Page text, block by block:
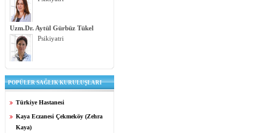
Uzm.Dr. Aytül Gürbüz Tükel
Psikiyatri
POPÜLER SAĞLIK KURULUŞLARI
Türkiye Hastanesi
Kaya Eczanesi Çekmeköy (Zehra
Kaya)